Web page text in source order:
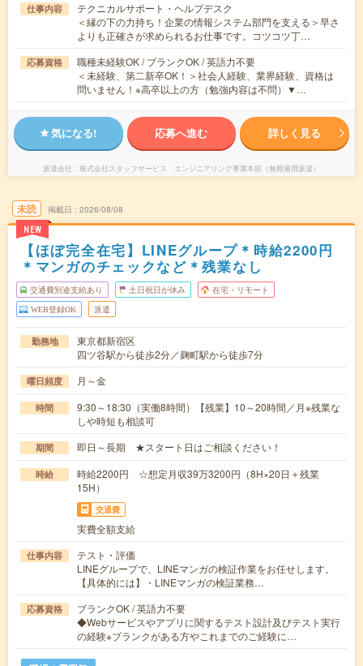
仕事内容
テクニカルサポート・ヘルプデスク
＜縁の下の力持ち！企業の情報システム部門を支える＞早さ
よりも正確さが求められるお仕事です。コツコツ丁…
応募資格
職種未経験OK / ブランクOK / 英語力不要
＜未経験、第二新卒OK！＞社会人経験、業界経験、資格は
問いません！※高卒以上の方（勉強内容は不問）▼…
気になる! 応募へ進む 詳しく見る
派遣会社 株式会社スタッフサービス エンジニアリング事業本部（無期雇用派遣）
未読
NEW
掲載日 2026/08/08
【ほぼ完全在宅】LINEグループ＊時給2200円
＊マンガのチェックなど＊残業なし
交通費別途支給あり 土日祝日が休み 在宅・リモート
WEB登録OK 派遣
勤務地
東京都新宿区
四ツ谷駅から徒歩2分／麹町駅から徒歩7分
曜日頻度 月～金
時間
9:30～18:30（実働8時間）【残業】10～20時間／月※残業な
しや時短も相談可
期間 即日～長期 ★スタート日はご相談ください！
時給
時給2200円 ☆想定月収39万3200円（8H×20日＋残業
15H）
交通費
実費全額支給
仕事内容
テスト・評価
LINEグループで、LINEマンガの検証作業をお任せします。
【具体的には】・LINEマンガの検証業務…
応募資格
ブランクOK / 英語力不要
◆Webサービスやアプリに関するテスト設計及びテスト実行
の経験※ブランクがある方やこれまでのご経験に…